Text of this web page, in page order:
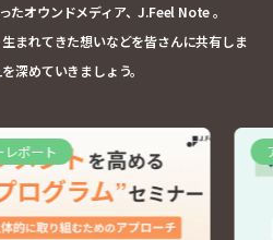
たオウンドメディア、J.Feel Note 。
まれてきた想いなどを皆さんに共有しま
深めていきましょう。
アーカイブ /